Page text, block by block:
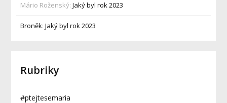
Mário Roženský:Jaký byl rok 2023
Broněk:Jaký byl rok 2023
Rubriky
#ptejtesemaria